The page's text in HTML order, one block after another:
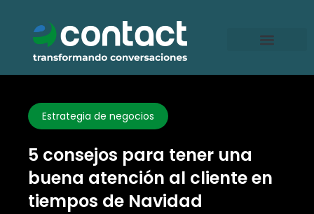
contenido
Estrategia de negocios
5 consejos para tener una
buena atención al cliente en
tiempos de Navidad